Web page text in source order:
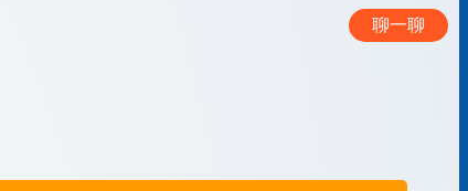
聊一聊